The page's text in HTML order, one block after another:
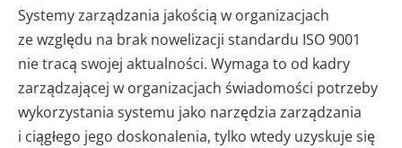
Systemy zarządzania jakością w organizacjach
ze względu na brak nowelizacji standardu ISO 9001
nie tracą swojej aktualności. Wymaga to od kadry
zarządzającej w organizacjach świadomości potrzeby
wykorzystania systemu jako narzędzia zarządzania
i ciągłego jego doskonalenia, tylko wtedy uzyskuje się